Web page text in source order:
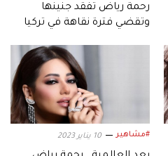
رحمة رياض تفقد جنينها
وتقضي فترة نقاهة في تركيا
#مشاهير 10 يناير 2023